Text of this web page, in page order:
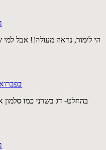
הי לימור, נראה מעולה!! אבל
21 בפברואר 2021
בהחלט- דג בשרני כמו